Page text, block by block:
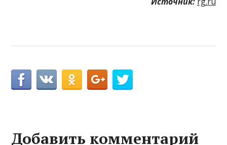
Добавить комментарий